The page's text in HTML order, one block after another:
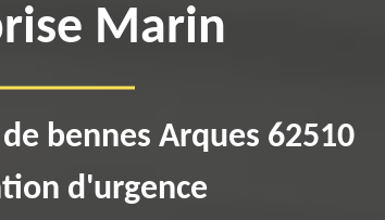
Marin
bennes Arques 62510
d'urgence